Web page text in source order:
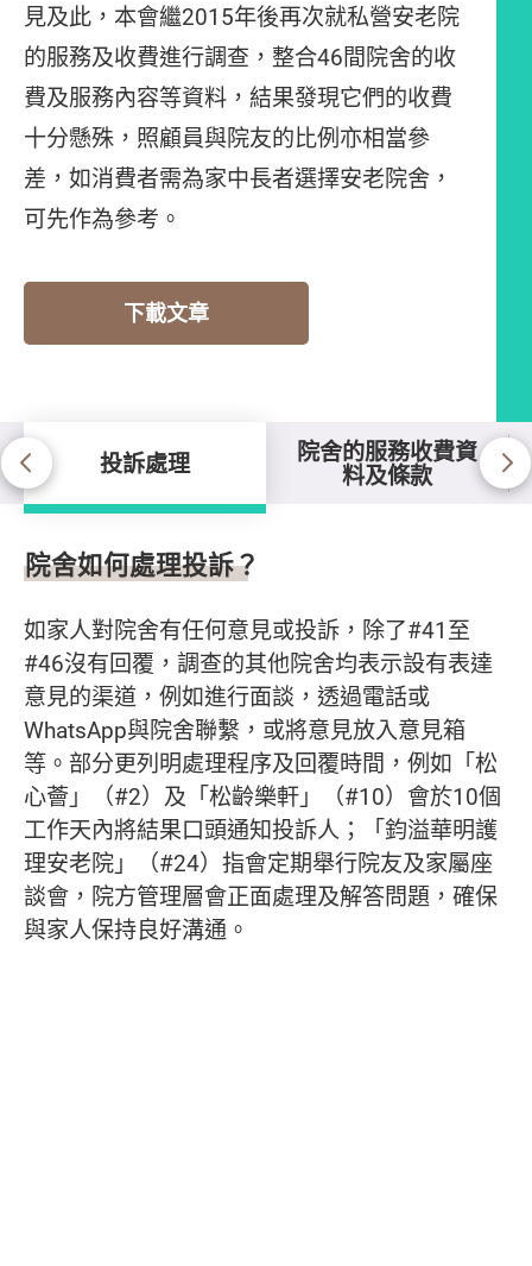
見及此，本會繼2015年後再次就私營安老院
的服務及收費進行調查，整合46間院舍的收
費及服務內容等資料，結果發現它們的收費
十分懸殊，照顧員與院友的比例亦相當參
差，如消費者需為家中長者選擇安老院舍，
可先作為參考。
下載文章
投訴處理 院舍的服務收費資
料及條款
投訴處理
院舍如何處理投訴？
如家人對院舍有任何意見或投訴，除了#41至
#46沒有回覆，調查的其他院舍均表示設有表達
意見的渠道，例如進行面談，透過電話或
WhatsApp與院舍聯繫，或將意見放入意見箱
等。部分更列明處理程序及回覆時間，例如「松
心薈」（#2）及「松齡樂軒」（#10）會於10個
工作天內將結果口頭通知投訴人；「鈞溢華明護
理安老院」（#24）指會定期舉行院友及家屬座
談會，院方管理層會正面處理及解答問題，確保
與家人保持良好溝通。